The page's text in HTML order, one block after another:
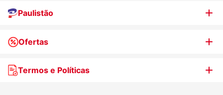
Paulistão
Quem somos
Nossas lojas
Ofertas
WhatsApp de Ofertas
Termos e Políticas